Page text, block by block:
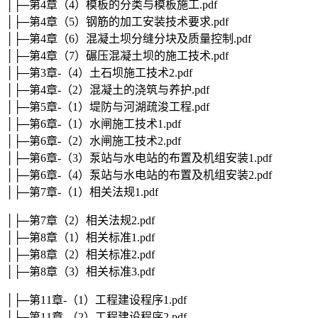
│├─第4章（4）模板的分类与模板施工.pdf
│├─第4章（5）钢筋的加工安装技术要求.pdf
│├─第4章（6）混凝土坝分缝分块及质量控制.pdf
│├─第4章（7）碾压混凝土坝的施工技术.pdf
│├─第3章-（4）土石坝施工技术2.pdf
│├─第4章-（2）混凝土的浇筑与养护.pdf
│├─第5章-（1）堤防与河湖疏浚工程.pdf
│├─第6章-（1）水闸施工技术1.pdf
│├─第6章-（2）水闸施工技术2.pdf
│├─第6章-（3）泵站与水电站的布置及机组安装1.pdf
│├─第6章-（4）泵站与水电站的布置及机组安装2.pdf
│├─第7章-（1）相关法规1.pdf
│├─第7章（2）相关法规2.pdf
│├─第8章（1）相关标准1.pdf
│├─第8章（2）相关标准2.pdf
│├─第8章（3）相关标准3.pdf
│├─第11章-（1）工程建设程序1.pdf